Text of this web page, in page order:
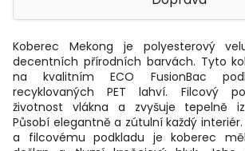
Koberec Mekong je polyesterový
decentních přírodních barvách. Tyto
na kvalitním ECO FusionBac
recyklovaných PET lahví. Filcový
životnost vlákna a zvyšuje tepelně
Působí elegantně a zútulní každý
a filcovému podkladu je koberec